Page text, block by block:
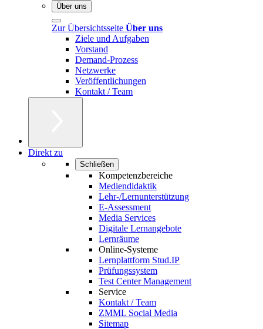
Über uns
Zur Übersichtsseite Über uns
Ziele und Aufgaben
Vorstand
Demand-Prozess
Netzwerke
Veröffentlichungen
Kontakt / Team
Direkt zu
Schließen
Kompetenzbereiche
Mediendidaktik
Lehr-/Lernunterstützung
E-Assessment
Media Services
Digitale Lernangebote
Lernräume
Online-Systeme
Lernplattform Stud.IP
Prüfungssystem
Test Center Management
Service
Kontakt / Team
ZMML Social Media
Sitemap